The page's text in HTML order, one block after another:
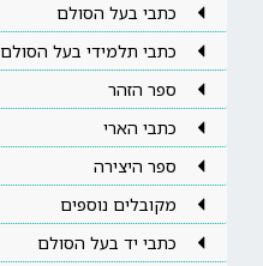
כתבי בעל הסולם
כתבי תלמידי בעל הסולם
ספר הזהר
כתבי הארי
ספר היצירה
מקובלים נוספים
כתבי יד בעל הסולם